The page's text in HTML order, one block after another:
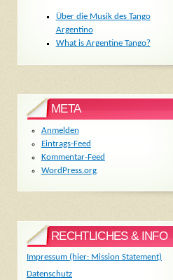
Über die Musik des Tango
Argentino
What is Argentine Tango?
META
Anmelden
Eintrags-Feed
Kommentar-Feed
WordPress.org
RECHTLICHES & INFO
Impressum (hier: Mission Statement)
Datenschutz